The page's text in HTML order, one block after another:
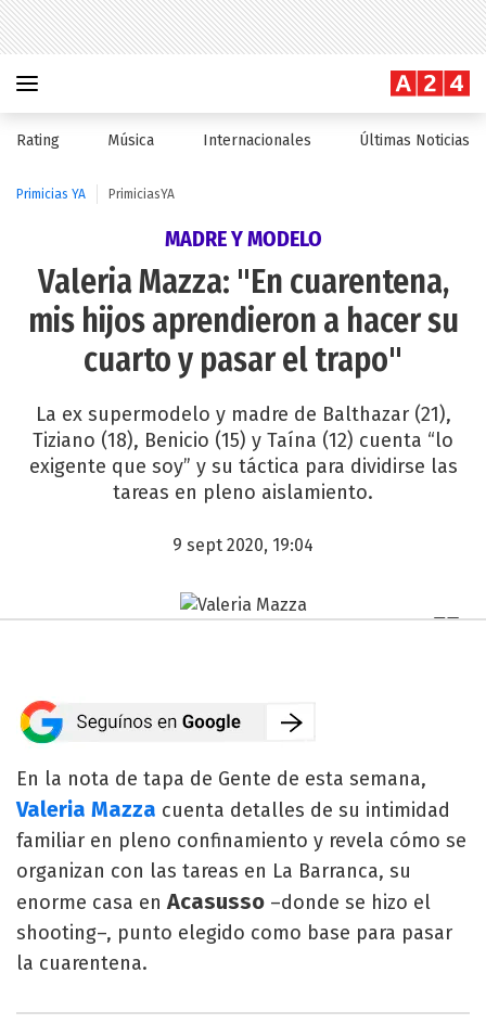
Rating Música Internacionales Últimas Noticias
Primicias YA PrimiciasYA
MADRE Y MODELO
Valeria Mazza: "En cuarentena,
mis hijos aprendieron a hacer su
cuarto y pasar el trapo"
La ex supermodelo y madre de Balthazar (21),
Tiziano (18), Benicio (15) y Taína (12) cuenta “lo
exigente que soy” y su táctica para dividirse las
tareas en pleno aislamiento.
9 sept 2020, 19:04
En la nota de tapa de Gente de esta semana,
Valeria Mazza cuenta detalles de su intimidad
familiar en pleno confinamiento y revela cómo se
organizan con las tareas en La Barranca, su
enorme casa enAcasusso –donde se hizo el
shooting–, punto elegido como base para pasar
la cuarentena.